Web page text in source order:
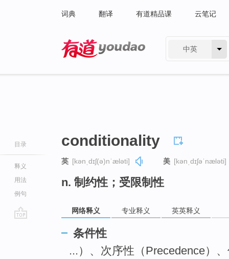
词典 翻译 有道精品课 云笔记
中英
目录
释义
用法
例句
conditionality
英 [kənˌdɪʃ(ə)nˈæləti] 美 [kənˌdɪʃəˈnæləti]
n. 制约性；受限制性
网络释义 专业释义 英英释义
条件性
...）、次序性（Precedence）